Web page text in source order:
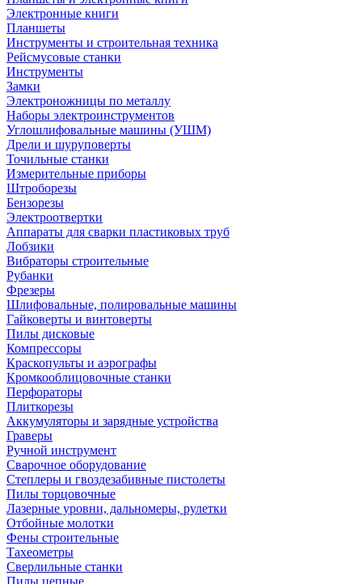
Электронные книги
Планшеты
Инструменты и строительная техника
Рейсмусовые станки
Инструменты
Замки
Электроножницы по металлу
Наборы электроинструментов
Углошлифовальные машины (УШМ)
Дрели и шуруповерты
Точильные станки
Измерительные приборы
Штроборезы
Бензорезы
Электроотвертки
Аппараты для сварки пластиковых труб
Лобзики
Вибраторы строительные
Рубанки
Фрезеры
Шлифовальные, полировальные машины
Гайковерты и винтоверты
Пилы дисковые
Компрессоры
Краскопульты и аэрографы
Кромкооблицовочные станки
Перфораторы
Плиткорезы
Аккумуляторы и зарядные устройства
Граверы
Ручной инструмент
Сварочное оборудование
Степлеры и гвоздезабивные пистолеты
Пилы торцовочные
Лазерные уровни, дальномеры, рулетки
Отбойные молотки
Фены строительные
Тахеометры
Сверлильные станки
Пилы цепные